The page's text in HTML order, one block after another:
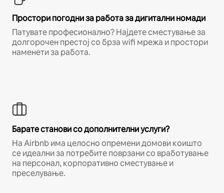
Простори погодни за работа за дигитални номади
Патувате професионално? Најдете сместување за
долгорочен престој со брза wifi мрежа и простори
наменети за работа.
Барате станови со дополнителни услуги?
На Airbnb има целосно опремени домови коишто
се идеални за потребите поврзани со вработување
на персонал, корпоративно сместување и
преселување.